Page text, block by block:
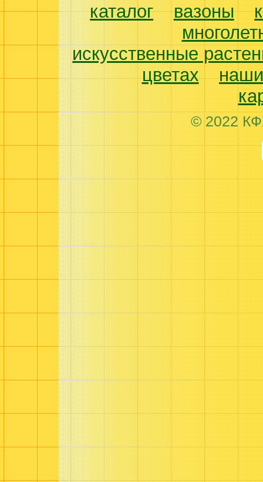
каталог вазоны
искусственные
цветах
© 2022